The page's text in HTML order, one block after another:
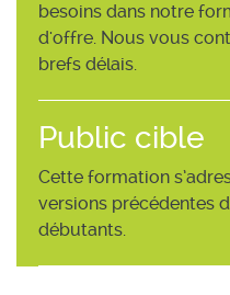
besoins dans notre
d'offre. Nous vous
brefs délais.
Public cible
Cette formation
versions précédentes
débutants.